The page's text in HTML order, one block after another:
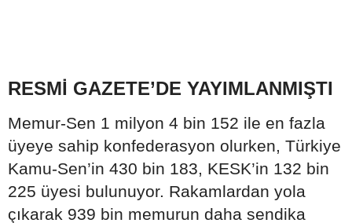
RESMİ GAZETE’DE YAYIMLANMIŞTI
Memur-Sen 1 milyon 4 bin 152 ile en fazla
üyeye sahip konfederasyon olurken, Türkiye
Kamu-Sen’in 430 bin 183, KESK’in 132 bin
225 üyesi bulunuyor. Rakamlardan yola
çıkarak 939 bin memurun daha sendika